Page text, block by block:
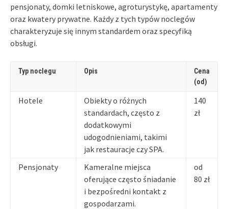
pensjonaty, domki letniskowe, agroturystykę, apartamenty
oraz kwatery prywatne. Każdy z tych typów noclegów
charakteryzuje się innym standardem oraz specyfiką
obsługi.
Typ noclegu Opis
Cena
(od)
Hotele
Obiekty o różnych
standardach, często z
dodatkowymi
udogodnieniami, takimi
jak restauracje czy SPA.
140
zł
Pensjonaty
Kameralne miejsca
oferujące często śniadanie
i bezpośredni kontakt z
gospodarzami.
od
80 zł